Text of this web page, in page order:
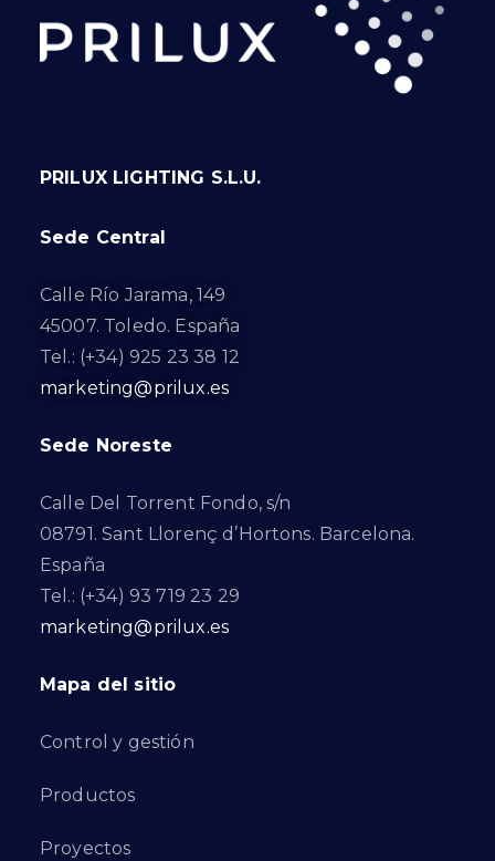
PRILUX LIGHTING S.L.U.
Sede Central
Calle Río Jarama, 149
45007. Toledo. España
Tel.: (+34) 925 23 38 12
marketing@prilux.es
Sede Noreste
Calle Del Torrent Fondo, s/n
08791. Sant Llorenç d’Hortons. Barcelona.
España
Tel.: (+34) 93 719 23 29
marketing@prilux.es
Mapa del sitio
Control y gestión
Productos
Proyectos